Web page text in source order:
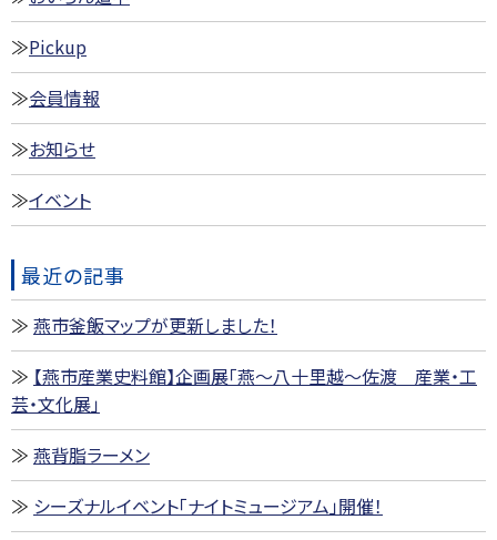
Pickup
会員情報
お知らせ
イベント
最近の記事
燕市釜飯マップが更新しました！
【燕市産業史料館】企画展「燕～八十里越～佐渡 産業・工
芸・文化展」
燕背脂ラーメン
シーズナルイベント「ナイトミュージアム」開催！